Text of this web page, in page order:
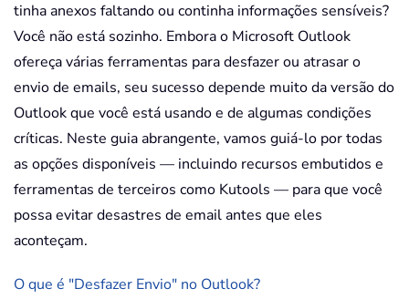
tinha anexos faltando ou continha informações sensíveis?
Você não está sozinho. Embora o Microsoft Outlook
ofereça várias ferramentas para desfazer ou atrasar o
envio de emails, seu sucesso depende muito da versão do
Outlook que você está usando e de algumas condições
críticas. Neste guia abrangente, vamos guiá-lo por todas
as opções disponíveis — incluindo recursos embutidos e
ferramentas de terceiros como Kutools — para que você
possa evitar desastres de email antes que eles
aconteçam.
O que é "Desfazer Envio" no Outlook?